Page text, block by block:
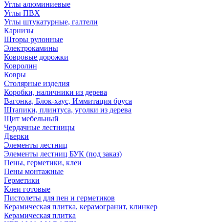
Углы алюминиевые
Углы ПВХ
Углы штукатурные, галтели
Карнизы
Шторы рулонные
Электрокамины
Ковровые дорожки
Ковролин
Ковры
Столярные изделия
Коробки, наличники из дерева
Вагонка, Блок-хаус, Иммитация бруса
Штапики, плинтуса, уголки из дерева
Щит мебельный
Чердачные лестницы
Дверки
Элементы лестниц
Элементы лестниц БУК (под заказ)
Пены, герметики, клеи
Пены монтажные
Герметики
Клеи готовые
Пистолеты для пен и герметиков
Керамическая плитка, керамогранит, клинкер
Керамическая плитка